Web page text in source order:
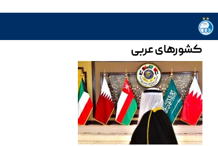
کشورهای عربی